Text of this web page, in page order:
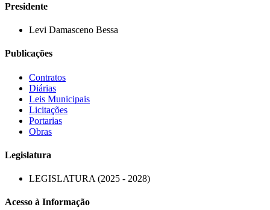
Presidente
Levi Damasceno Bessa
Publicações
Contratos
Diárias
Leis Municipais
Licitações
Portarias
Obras
Legislatura
LEGISLATURA (2025 - 2028)
Acesso à Informação